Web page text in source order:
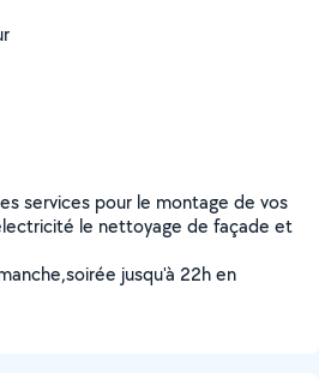
services pour le montage de vos
le nettoyage de façade et
jusqu'à 22h en